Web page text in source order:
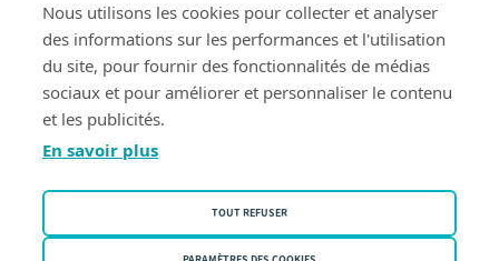
TROUVER UN NOTAIRE
Conditions d'utilisation
Nous utilisons les cookies pour collecter et analyser
des informations sur les performances et l'utilisation
du site, pour fournir des fonctionnalités de médias
sociaux et pour améliorer et personnaliser le contenu
et les publicités.
En savoir plus
TOUT REFUSER